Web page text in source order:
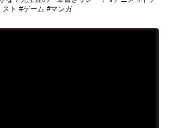
スト #ゲーム #マンガ